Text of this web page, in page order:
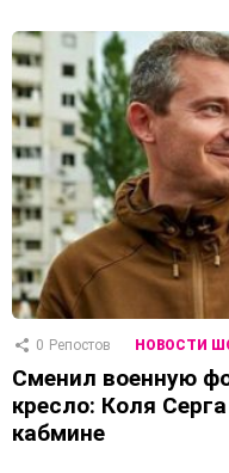
0 Репостов НОВОСТИ
Сменил военную
кресло: Коля
кабмине